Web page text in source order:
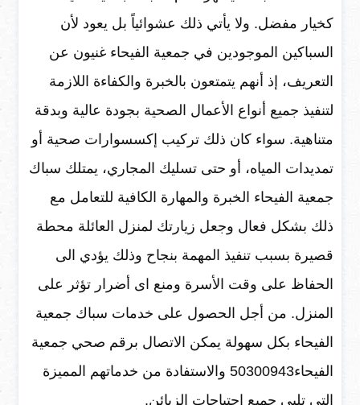
كخيار مفضل. ولا يأتي ذلك عشوائياً بل يعود لأن
السباكين الموجودين في جمعية الفيحاء غنيون عن
التعريف، إذ أنهم يتمتعون بالخبرة والكفاءة اللازمة
لتنفيذ جميع أنواع الأعمال الصحية بجودة عالية وبدقة
متناهية. سواء كان ذلك تركيب إكسسوارات صحية أو
تمديدات المياه، أو حتى تسليك المجاري، يمتلك سباك
جمعية الفيحاء الخبرة والمهارة الكافية للتعامل مع
ذلك بشكل فعال وجعل زيارتك لمنزل العائلة محطة
قصيرة بسبب تنفيذ المهمة بنجاح وذلك يؤدي الى
الحفاظ على وقت الأسرة ومنع اى أضرار تؤثر على
المنزل. من أجل الحصول على خدمات سباك جمعية
الفيحاء بكل سهولة يمكن الاتصال برقم صحي جمعية
الفيحاء50300943 والاستفادة من خدماتهم المميزة
التي تلبي جميع احتياجات الزبائن.